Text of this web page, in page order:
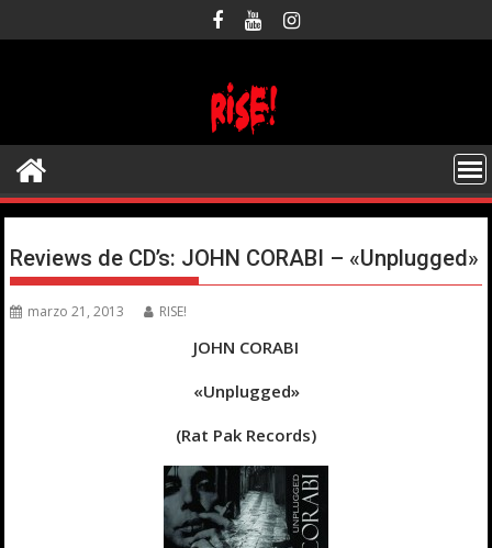
al
Reviews de CD’s: JOHN CORABI – «Unplugged»
marzo 21, 2013 RISE!
JOHN CORABI
«Unplugged»
(Rat Pak Records)